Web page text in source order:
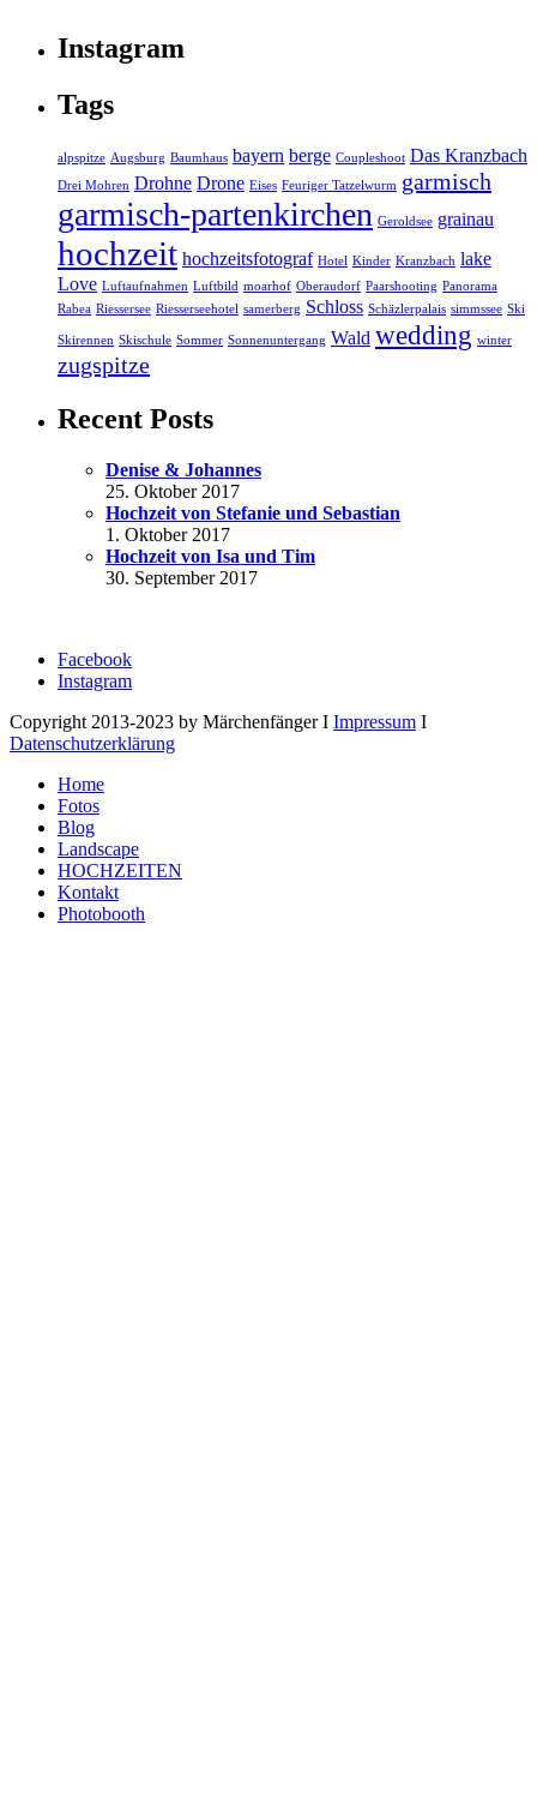
Instagram
Tags
alpspitze Augsburg Baumhaus bayern berge Coupleshoot Das Kranzbach
Drei Mohren Drohne Drone Eises Feuriger Tatzelwurm garmisch
garmisch-partenkirchen Geroldsee grainau
hochzeit hochzeitsfotograf Hotel Kinder Kranzbach lake
Love Luftaufnahmen Luftbild moarhof Oberaudorf Paarshooting Panorama
Rabea Riessersee Riesserseehotel samerberg Schloss Schäzlerpalais simmssee Ski
Skirennen Skischule Sommer Sonnenuntergang Wald wedding winter
zugspitze
Recent Posts
Denise & Johannes
25. Oktober 2017
Hochzeit von Stefanie und Sebastian
1. Oktober 2017
Hochzeit von Isa und Tim
30. September 2017
Facebook
Instagram
Copyright 2013-2023 by Märchenfänger I Impressum I
Datenschutzerklärung
Home
Fotos
Blog
Landscape
HOCHZEITEN
Kontakt
Photobooth